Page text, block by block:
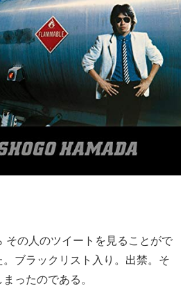
その人のツイートを見ることがで
ブラックリスト入り。出禁。そ
ったのである。